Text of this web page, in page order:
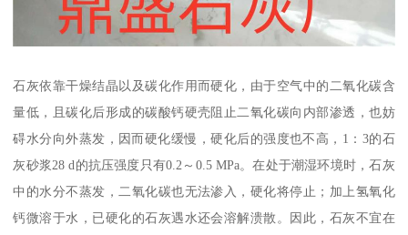
石灰依靠干燥结晶以及碳化作用而硬化，由于空气中的二氧化碳含
量低，且碳化后形成的碳酸钙硬壳阻止二氧化碳向内部渗透，也妨
碍水分向外蒸发，因而硬化缓慢，硬化后的强度也不高，1：3的石
灰砂浆28 d的抗压强度只有0.2～0.5 MPa。在处于潮湿环境时，石灰
中的水分不蒸发，二氧化碳也无法渗入，硬化将停止；加上氢氧化
钙微溶于水，已硬化的石灰遇水还会溶解溃散。因此，石灰不宜在